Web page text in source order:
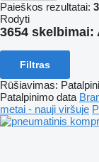
Paieškos rezultatai:
Rodyti
3654 skelbimai:
Filtras
Rūšiavimas:
Patalpinimo data
metai - nauji viršuje